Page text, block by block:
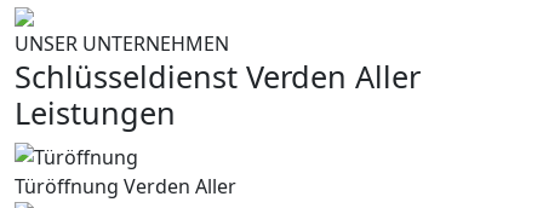
UNSER UNTERNEHMEN
Schlüsseldienst Verden Aller
Leistungen
Türöffnung Verden Aller